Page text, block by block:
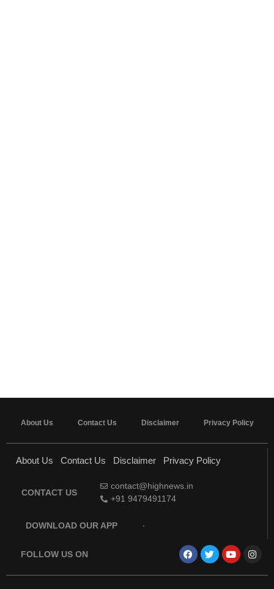
About Us Contact Us Disclaimer Privacy Policy
About Us Contact Us Disclaimer Privacy Policy
CONTACT US
contact@highnews.in
+91 9479491174
DOWNLOAD OUR APP
FOLLOW US ON